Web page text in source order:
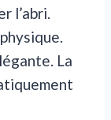
l’abri.
La